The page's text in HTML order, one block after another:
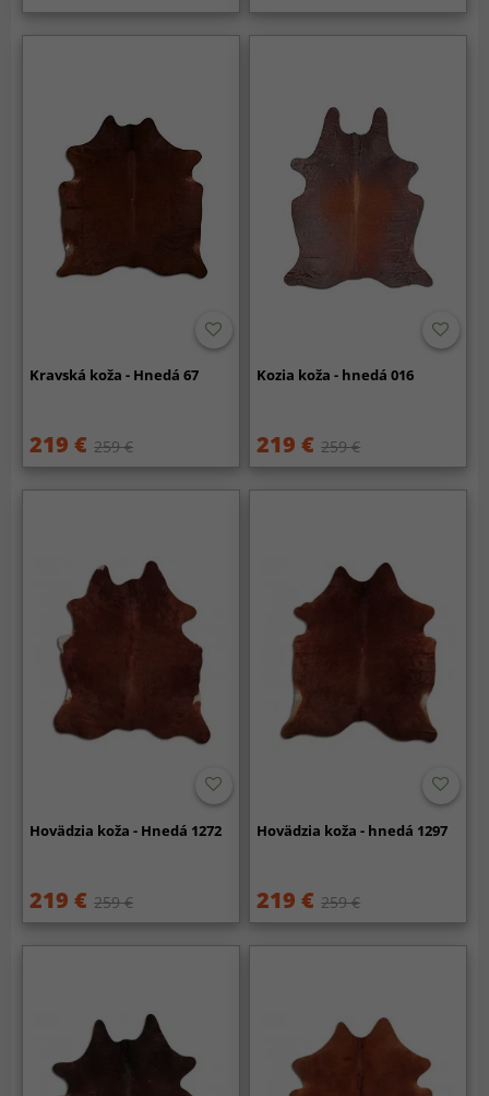
Kravská koža - Hnedá 67
219 € 259 €
Kozia koža - hnedá 016
219 € 259 €
Hovädzia koža - Hnedá 1272
219 € 259 €
Hovädzia koža - hnedá 1297
219 € 259 €